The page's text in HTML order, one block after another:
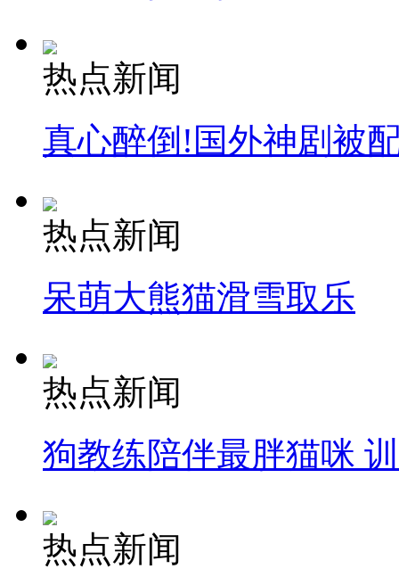
热点新闻
真心醉倒!国外神剧被
热点新闻
呆萌大熊猫滑雪取乐
热点新闻
狗教练陪伴最胖猫咪
热点新闻